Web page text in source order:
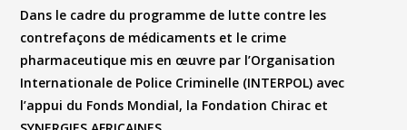
Dans le cadre du programme de lutte contre les
contrefaçons de médicaments et le crime
pharmaceutique mis en œuvre par l’Organisation
Internationale de Police Criminelle (INTERPOL) avec
l’appui du Fonds Mondial, la Fondation Chirac et